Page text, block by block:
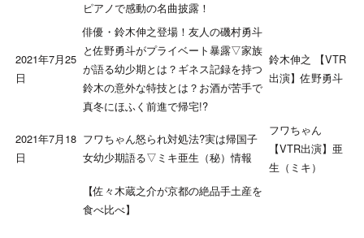
ピアノで感動の名曲披露！
2021年7月25
日
俳優・鈴木伸之登場！友人の磯村勇斗
と佐野勇斗がプライベート暴露▽家族
が語る幼少期とは？ギネス記録を持つ
鈴木の意外な特技とは？お酒が苦手で
真冬にほふく前進で帰宅!?
鈴木伸之 【VTR
出演】佐野勇斗
2021年7月18
日
フワちゃん怒られ対処法?実は帰国子
女幼少期語る▽ミキ亜生（秘）情報
フワちゃん
【VTR出演】亜
生（ミキ）
【佐々木蔵之介が京都の絶品手土産を
食べ比べ】